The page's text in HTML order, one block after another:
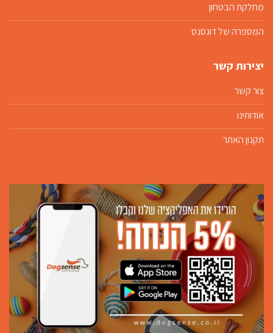
מחלקת הבטחון
המספרה של דוגסנס
יצירות קשר
צור קשר
אודותינו
תקנון האתר